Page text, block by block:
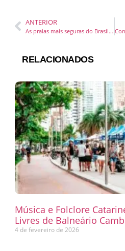
ANTERIOR
As praias mais seguras do Brasil estão em Palhoça
RELACIONADOS
Música e Folclore
Livres de Balneário
4 de fevereiro de 2026